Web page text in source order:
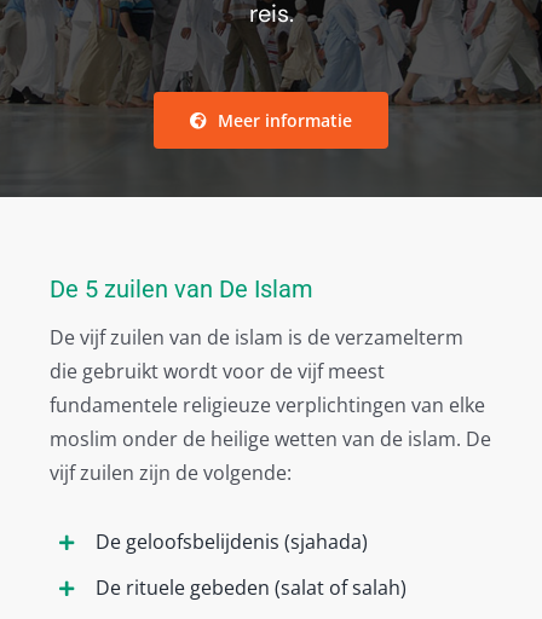
reis.
Meer informatie
De 5 zuilen van De Islam
De vijf zuilen van de islam is de verzamelterm
die gebruikt wordt voor de vijf meest
fundamentele religieuze verplichtingen van elke
moslim onder de heilige wetten van de islam. De
vijf zuilen zijn de volgende:
De geloofsbelijdenis (sjahada)
De rituele gebeden (salat of salah)